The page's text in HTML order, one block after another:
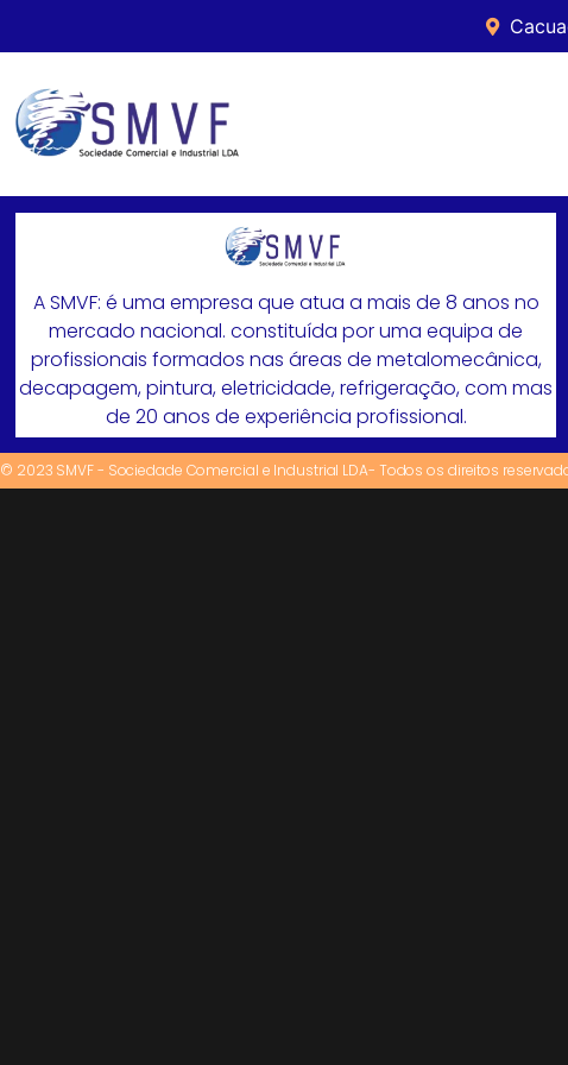
A SMVF: é uma empresa que atua a mais de 8 anos no
mercado nacional. constituída por uma equipa de
profissionais formados nas áreas de metalomecânica,
decapagem, pintura, eletricidade, refrigeração, com mas
de 20 anos de experiência profissional.
© 2023 SMVF - Sociedade Comercial e Industrial LDA- Todos os direitos